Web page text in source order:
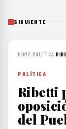
SIGUIENTE
HOME›POLÍTICA›
POLÍTICA
Ribetti
del